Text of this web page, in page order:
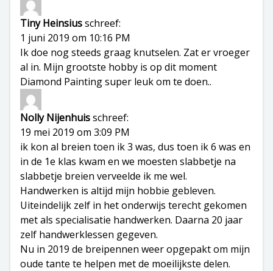
Tiny Heinsiusschreef:
1 juni 2019 om 10:16 PM
Ik doe nog steeds graag knutselen. Zat er vroeger
al in. Mijn grootste hobby is op dit moment
Diamond Painting super leuk om te doen..
Nolly Nijenhuisschreef:
19 mei 2019 om 3:09 PM
ik kon al breien toen ik 3 was, dus toen ik 6 was en
in de 1e klas kwam en we moesten slabbetje na
slabbetje breien verveelde ik me wel.
Handwerken is altijd mijn hobbie gebleven.
Uiteindelijk zelf in het onderwijs terecht gekomen
met als specialisatie handwerken. Daarna 20 jaar
zelf handwerklessen gegeven.
Nu in 2019 de breipennen weer opgepakt om mijn
oude tante te helpen met de moeilijkste delen.